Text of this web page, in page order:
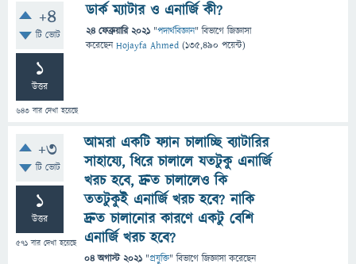
+4
টি ভোট
1
উত্তর
643 বার দেখা হয়েছে
ডার্ক ম্যাটার ও এনার্জি কী?
24 ফেব্রুয়ারি 2021 "পদার্থবিজ্ঞান" বিভাগে জিজ্ঞাসা
করেছেনHojayfa Ahmed (135,490 পয়েন্ট)
+3
টি ভোট
1
উত্তর
571 বার দেখা হয়েছে
আমরা একটি ফ্যান চালাচ্ছি ব্যাটারির
সাহায্যে, ধিরে চালালে যতটুকু এনার্জি
খরচ হবে, দ্রুত চালালেও কি
ততটুকুই এনার্জি খরচ হবে? নাকি
দ্রুত চালানোর কারণে একটু বেশি
এনার্জি খরচ হবে?
04 অগাস্ট 2021 "প্রযুক্তি" বিভাগে জিজ্ঞাসাকরেছেন